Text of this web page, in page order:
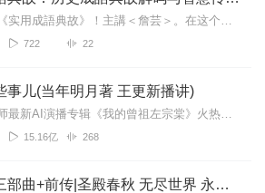
欢迎来到《实用成語典故》！主講＜詹芸＞。在这个节目中，我将带您深入探索汉语成语背后的精彩故事和深刻寓意。成语是汉语中独特的文化符号，蕴含着千百年来智慧的结...
722 22
事儿(当年明月著 王更新播讲)
王更新老师最新AI演播专辑《我的曾祖左宗棠》火热更新中！从曾孙视角看帝国脊梁左宗棠的B面人生！【大咖推荐】明月的写作不仅笔锋活泼幽默，而且加进了自己的感悟，这就...
15.16亿 268
中世纪三部曲+前传|圣殿春秋 无尽世界 永恒火焰 暗夜与黎明|惠天言亮解读版